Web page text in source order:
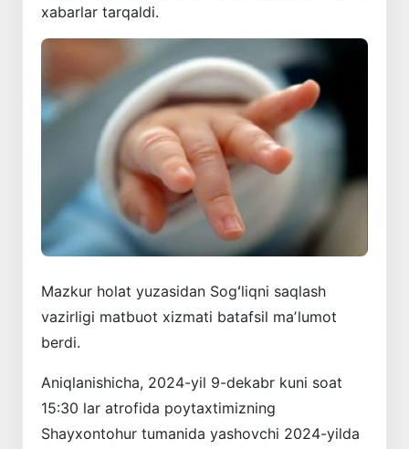
xabarlar tarqaldi.
Mazkur holat yuzasidan Sogʻliqni saqlash
vazirligi matbuot xizmati batafsil maʼlumot
berdi.
Aniqlanishicha, 2024-yil 9-dekabr kuni soat
15:30 lar atrofida poytaxtimizning
Shayxontohur tumanida yashovchi 2024-yilda